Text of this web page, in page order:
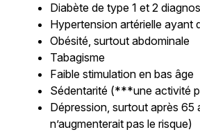
Diabète de type 1 et 2
Hypertension artérielle ayant
Obésité, surtout abdominale
Tabagisme
Faible stimulation en bas âge
Sédentarité (***une activité
Dépression, surtout après 65
n’augmenterait pas le risque)